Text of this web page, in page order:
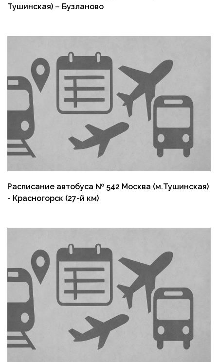
Тушинская) – Бузланово
Расписание автобуса № 542 Москва (м.Тушинская)
- Красногорск (27-й км)